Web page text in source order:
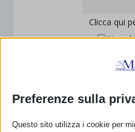
Clicca qui
Privacy: acconsento
Preferenze sulla
Questo sito utilizza i cookie per